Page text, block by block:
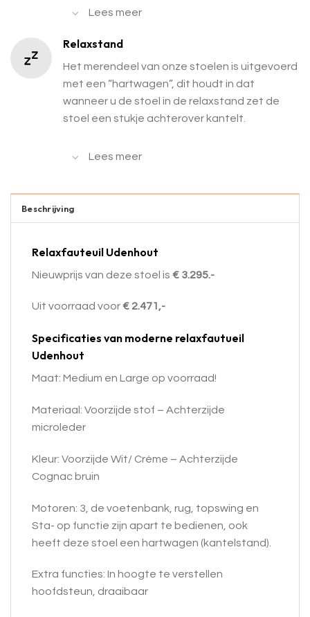
Lees meer
Relaxstand
Het merendeel van onze stoelen is uitgevoerd
met een “hartwagen”, dit houdt in dat
wanneer u de stoel in de relaxstand zet de
stoel een stukje achterover kantelt.
Lees meer
Beschrijving
Relaxfauteuil Udenhout
Nieuwprijs van deze stoel is € 3.295.-
Uit voorraad voor€ 2.471,-
Specificaties van moderne relaxfautueil
Udenhout
Maat: Medium en Large op voorraad!
Materiaal: Voorzijde stof – Achterzijde
microleder
Kleur: Voorzijde Wit/ Crème – Achterzijde
Cognac bruin
Motoren: 3, de voetenbank, rug, topswing en
Sta- op functie zijn apart te bedienen, ook
heeft deze stoel een hartwagen (kantelstand).
Extra functies: In hoogte te verstellen
hoofdsteun, draaibaar